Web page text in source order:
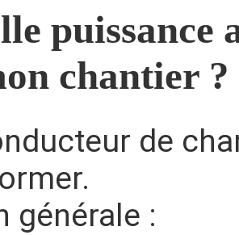
puissance
chantier ?
de
générale :